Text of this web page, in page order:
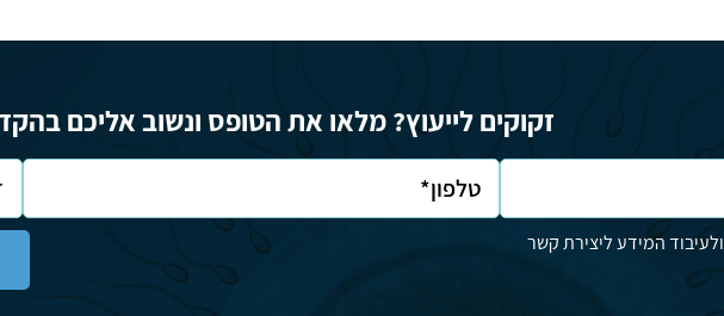
זקוקים לייעוץ? מלאו את הטופס ונשוב אליכם
ולעיבוד המידע ליצירת קשר